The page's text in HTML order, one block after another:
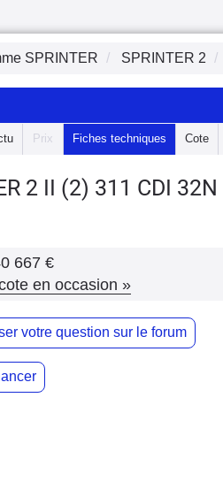
SPRINTER SPRINTER 2
Prix Fiches techniques Cote
2 II (2) 311 CDI 32N
667 €
en occasion »
votre question sur le forum